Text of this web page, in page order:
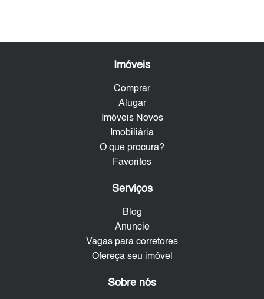
Imóveis
Comprar
Alugar
Imóveis Novos
Imobiliária
O que procura?
Favoritos
Serviços
Blog
Anuncie
Vagas para corretores
Ofereça seu imóvel
Sobre nós